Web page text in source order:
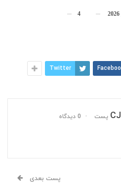
4
Twitter
0 دیدگاه
پست بعدی